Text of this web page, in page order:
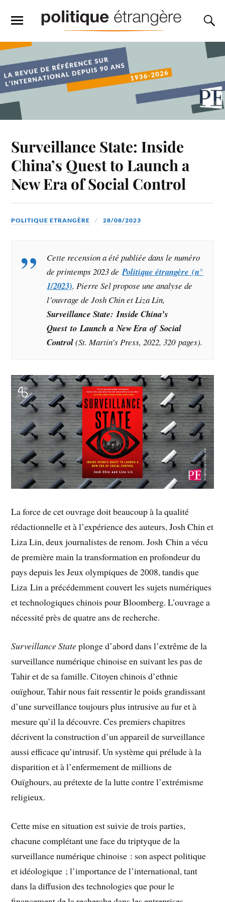
Surveillance State: Inside
China’s Quest to Launch a
New Era of Social Control
POLITIQUE ETRANGÈRE 28/08/2023
Cette recension a été publiée dans le numéro
de printemps 2023 dePolitique étrangère (n°
1/2023). Pierre Sel propose une analyse de
l’ouvrage de Josh Chin et Liza Lin,
Surveillance State:Inside China’s
Quest toLaunch aNew Era ofSocial
Control(St. Martin’s Press, 2022, 320 pages).
La force de cet ouvrage doit beaucoup à la qualité
rédactionnelle et à l’expérience des auteurs, Josh Chin et
Liza Lin, deux journalistes de renom. Josh Chin a vécu
de première main la transformation en profondeur du
pays depuis les Jeux olympiques de 2008, tandis que
Liza Lin a précédemment couvert les sujets numériques
et technologiques chinois pour Bloomberg. L’ouvrage a
nécessité près de quatre ans de recherche.
Surveillance Stateplonge d’abord dans l’extrême de la
surveillance numérique chinoise en suivant les pas de
Tahir et de sa famille. Citoyen chinois d’ethnie
ouïghour, Tahir nous fait ressentir le poids grandissant
d’une surveillance toujours plus intrusive au fur et à
mesure qu’il la découvre. Ces premiers chapitres
décrivent la construction d’un appareil de surveillance
aussi efficace qu’intrusif. Un système qui prélude à la
disparition et à l’enfermement de millions de
Ouïghours, au prétexte de la lutte contre l’extrémisme
religieux.
Cette mise en situation est suivie de trois parties,
chacune complétant une face du triptyque de la
surveillance numérique chinoise : son aspect politique
et idéologique ; l’importance de l’international, tant
dans la diffusion des technologies que pour le